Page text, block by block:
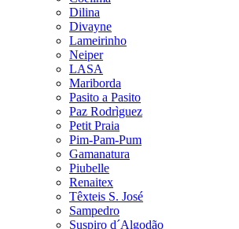
Dilina
Divayne
Lameirinho
Neiper
LASA
Mariborda
Pasito a Pasito
Paz Rodrìguez
Petit Praia
Pim-Pam-Pum
Gamanatura
Piubelle
Renaitex
Têxteis S. José
Sampedro
Suspiro d´Algodão